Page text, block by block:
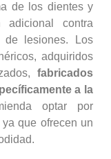
de los dientes y
adicional contra
de lesiones. Los
adquiridos
fabricados
a la
optar por
que ofrecen un